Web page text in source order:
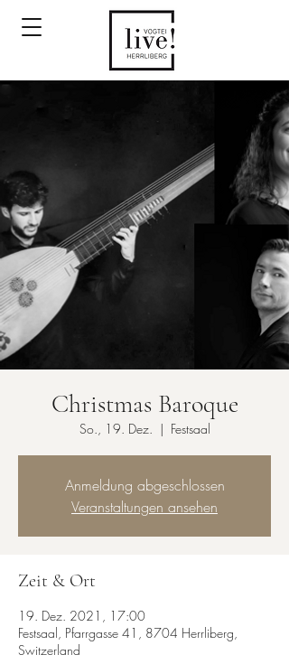
Christmas Baroque
So., 19. Dez.
  |
Festsaal
Anmeldung abgeschlossen
Veranstaltungen ansehen
Zeit & Ort
19. Dez. 2021, 17:00
Festsaal, Pfarrgasse 41, 8704 Herrliberg,
Switzerland